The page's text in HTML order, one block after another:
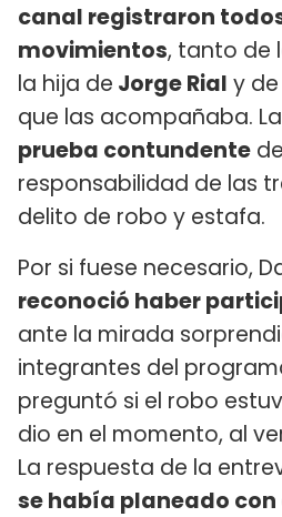
canal registraron
movimientos, tanto de
la hija de Jorge Rial y
que las acompañaba.
prueba contundente
responsabilidad de las
delito de robo y estafa.
Por si fuese necesario,
reconoció haber
ante la mirada
integrantes del
preguntó si el robo
dio en el momento, al
La respuesta de la
se había planeado